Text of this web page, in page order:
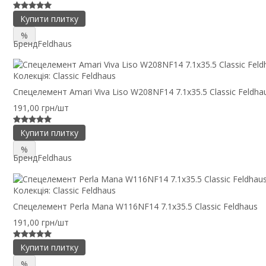
Купити плитку
%
БрендFeldhaus
Колекція: Classic Feldhaus
Спецелемент Amari Viva Liso W208NF14 7.1x35.5 Classic
191,00 грн/шт
Купити плитку
%
БрендFeldhaus
Колекція: Classic Feldhaus
Спецелемент Perla Mana W116NF14 7.1x35.5 Classic Feldhaus
191,00 грн/шт
Купити плитку